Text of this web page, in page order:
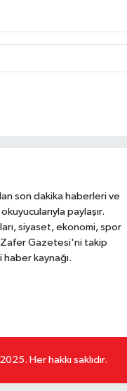
son dakika haberleri ve
paylaşır.
siyaset, ekonomi, spor
Gazetesi'ni takip
kaynağı.
Her hakkı saklıdır.